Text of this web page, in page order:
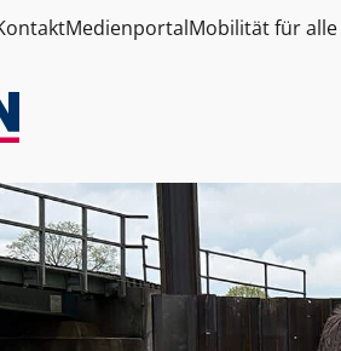
MedienportalMobilität für alle